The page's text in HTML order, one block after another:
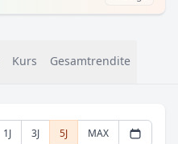
Kurs Gesamtrendite
1J 3J 5J MAX